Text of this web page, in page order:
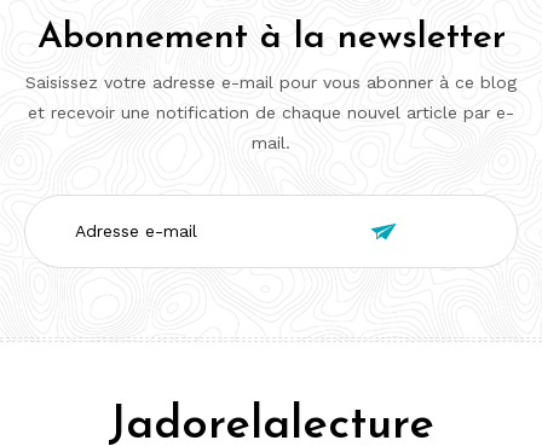
Abonnement à la newsletter
Saisissez votre adresse e-mail pour vous abonner à ce blog
et recevoir une notification de chaque nouvel article par e-
mail.
Adresse
e-
mail

Jadorelalecture